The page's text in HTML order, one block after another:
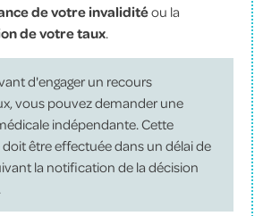
de votre invaliditéou la
de votre taux.
d'engager un recours
vous pouvez demander une
indépendante. Cette
être effectuée dans un délai de
la notification de la décision